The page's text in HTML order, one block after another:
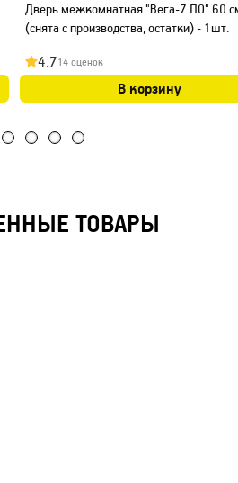
Дверь межкомнатная "Вега-7 ПО" 60
(снята с производства, остатки) - 1шт.
4.714 оценок
В корзину
ТОВАРЫ